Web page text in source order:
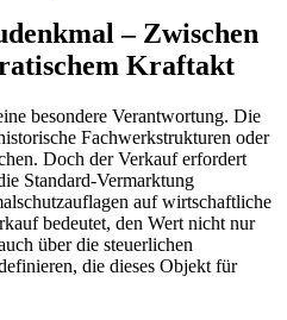
– Zwischen
Kraftakt
besondere Verantwortung. Die
Fachwerkstrukturen oder
Doch der Verkauf erfordert
Standard-Vermarktung
auf wirtschaftliche
bedeutet, den Wert nicht nur
über die steuerlichen
die dieses Objekt für